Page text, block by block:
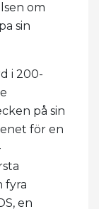
om
sin
i 200-
på sin
för en
fyra
en